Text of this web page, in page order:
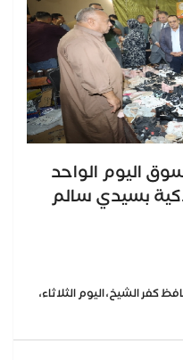
اليوم الواحد
بسيدي سالم
كفر الشيخ، اليوم الثلاثاء،